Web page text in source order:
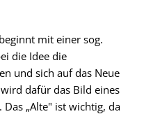
mit einer sog.
die Idee die
und sich auf das Neue
dafür das Bild eines
„Alte" ist wichtig, da